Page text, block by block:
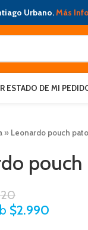
Urbano.Más Info
ESTADO DE MI
» Leonardo pouch
$2.990